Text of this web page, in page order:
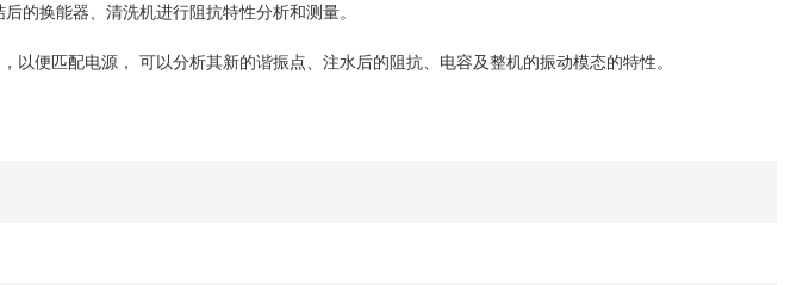
的换能器、清洗机进行阻抗特性分析和测量。
便匹配电源， 可以分析其新的谐振点、注水后的阻抗、电容及整机的振动模态的特性。